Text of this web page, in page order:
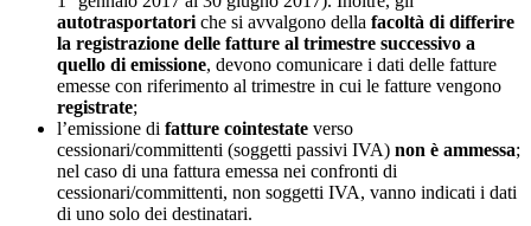
autotrasportatori che si avvalgono della facoltà di differire
la registrazione delle fatture al trimestre successivo a
quello di emissione, devono comunicare i dati delle fatture
emesse con riferimento al trimestre in cui le fatture vengono
registrate;
l’emissione di fatture cointestate verso
cessionari/committenti (soggetti passivi IVA) non è ammessa;
nel caso di una fattura emessa nei confronti di
cessionari/committenti, non soggetti IVA, vanno indicati i dati
di uno solo dei destinatari.